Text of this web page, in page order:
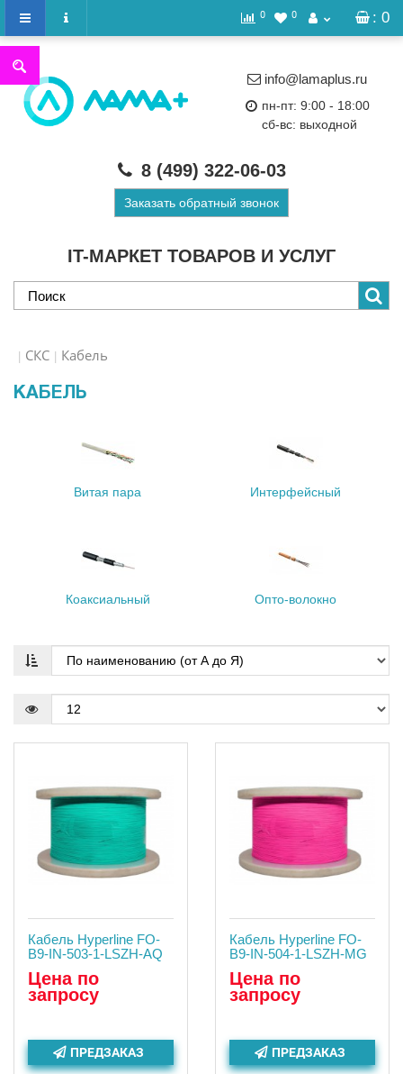
: 0
0 0
IT-МАРКЕТ ТОВАРОВ И УСЛУГ
info@lamaplus.ru
пн-пт: 9:00 - 18:00
сб-вс: выходной
8 (499) 322-06-03
Заказать обратный звонок
СКС Кабель
КАБЕЛЬ
Витая пара Интерфейсный
Коаксиальный Опто-волокно
Кабель Hyperline FO-
B9-IN-503-1-LSZH-AQ
Цена по
запросу
ПРЕДЗАКАЗ
Кабель Hyperline FO-
B9-IN-504-1-LSZH-MG
Цена по
запросу
ПРЕДЗАКАЗ